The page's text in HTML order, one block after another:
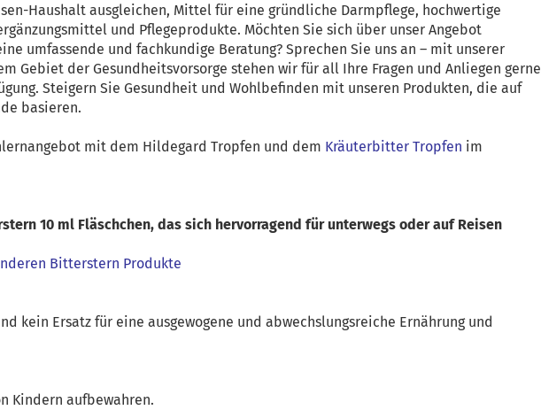
Haushalt ausgleichen, Mittel für eine gründliche Darmpflege, hochwertige
und Pflegeprodukte. Möchten Sie sich über unser Angebot
umfassende und fachkundige Beratung? Sprechen Sie uns an – mit unserer
Gebiet der Gesundheitsvorsorge stehen wir für all Ihre Fragen und Anliegen gerne
Steigern Sie Gesundheit und Wohlbefinden mit unseren Produkten, die auf
basieren.
mit dem Hildegard Tropfen und dem Kräuterbitter Tropfen im
10 ml Fläschchen, das sich hervorragend für unterwegs oder auf Reisen
Bitterstern Produkte
kein Ersatz für eine ausgewogene und abwechslungsreiche Ernährung und
Kindern aufbewahren.